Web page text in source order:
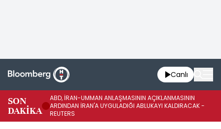
Canlı
SON
DAKİKA
ABD, İRAN-UMMAN ANLAŞMASININ AÇIKLANMASININ
ARDINDAN İRAN'A UYGULADIĞI ABLUKAYI KALDIRACAK -
REUTERS